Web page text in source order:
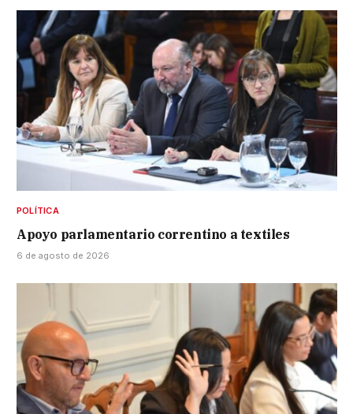
POLÍTICA
Apoyo parlamentario correntino a textiles
6 de agosto de 2026